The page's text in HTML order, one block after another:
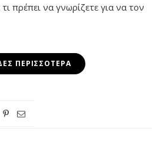
πρέπει να γνωρίζετε για να τον
ΠΕΡΙΣΣΌΤΕΡΑ